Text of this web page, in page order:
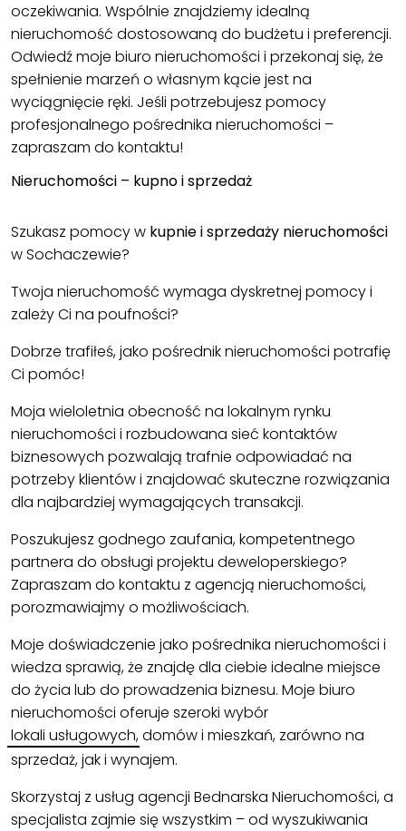
oczekiwania. Wspólnie znajdziemy idealną
nieruchomość dostosowaną do budżetu i preferencji.
Odwiedź moje biuro nieruchomości i przekonaj się, że
spełnienie marzeń o własnym kącie jest na
wyciągnięcie ręki. Jeśli potrzebujesz pomocy
profesjonalnego pośrednika nieruchomości –
zapraszam do kontaktu!
Nieruchomości – kupno i sprzedaż
Szukasz pomocy w kupnie i sprzedaży nieruchomości
w Sochaczewie?
Twoja nieruchomość wymaga dyskretnej pomocy i
zależy Ci na poufności?
Dobrze trafiłeś, jako pośrednik nieruchomości potrafię
Ci pomóc!
Moja wieloletnia obecność na lokalnym rynku
nieruchomości i rozbudowana sieć kontaktów
biznesowych pozwalają trafnie odpowiadać na
potrzeby klientów i znajdować skuteczne rozwiązania
dla najbardziej wymagających transakcji.
Poszukujesz godnego zaufania, kompetentnego
partnera do obsługi projektu deweloperskiego?
Zapraszam do kontaktu z agencją nieruchomości,
porozmawiajmy o możliwościach.
Moje doświadczenie jako pośrednika nieruchomości i
wiedza sprawią, że znajdę dla ciebie idealne miejsce
do życia lub do prowadzenia biznesu. Moje biuro
nieruchomości oferuje szeroki wybór
lokali usługowych, domów i mieszkań, zarówno na
sprzedaż, jak i wynajem.
Skorzystaj z usług agencji Bednarska Nieruchomości, a
specjalista zajmie się wszystkim – od wyszukiwania